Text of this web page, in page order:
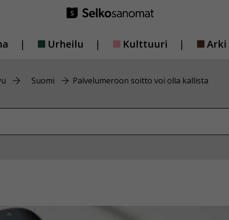
Urheilu Kulttuuri Arki
Suomi Palvelumeroon soitto voi olla kallista